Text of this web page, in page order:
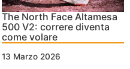
The North Face Altamesa
500 V2: correre diventa
come volare
13 Marzo 2026